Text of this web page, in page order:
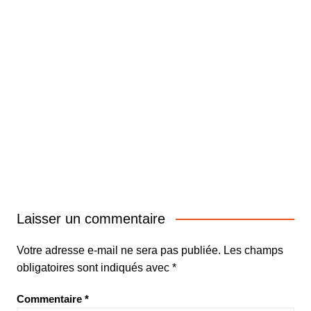
Laisser un commentaire
Votre adresse e-mail ne sera pas publiée. Les champs
obligatoires sont indiqués avec *
Commentaire *